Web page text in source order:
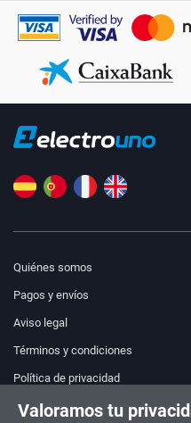
Quiénes somos
Pagos y envíos
Aviso legal
Términos y condiciones
Política de privacidad
PEDIDOS Y CONSULTAS
Valoramos tu